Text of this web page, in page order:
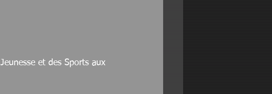
et des Sports aux